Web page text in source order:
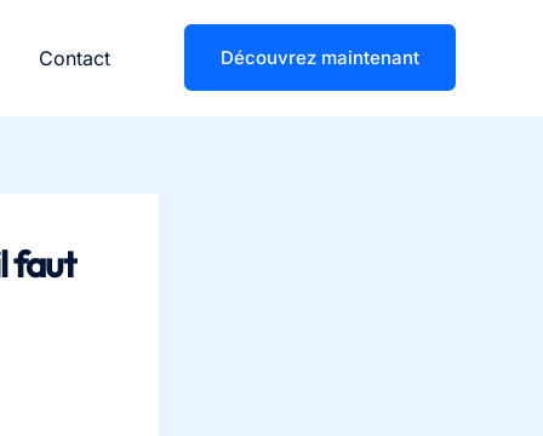
Contact Découvrez maintenant
faut